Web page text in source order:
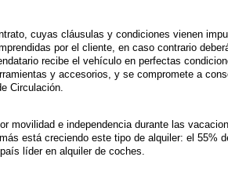
cuyas cláusulas y condiciones vienen
por el cliente, en caso contrario
recibe el vehículo en perfectas
y accesorios, y se compromete a
Circulación.
movilidad e independencia durante las
está creciendo este tipo de alquiler: el 55%
líder en alquiler de coches.